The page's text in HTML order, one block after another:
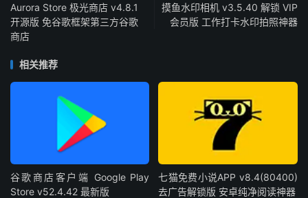
Aurora Store 极光商店 v4.8.1
开源版 免谷歌框架第三方谷歌
商店
摸鱼水印相机 v3.5.40 解锁 VIP
会员版 工作打卡水印拍照神器
相关推荐
谷歌商店客户端 Google Play
Store v52.4.42 最新版
七猫免费小说APP v8.4(80400)
去广告解锁版 安卓纯净阅读神器